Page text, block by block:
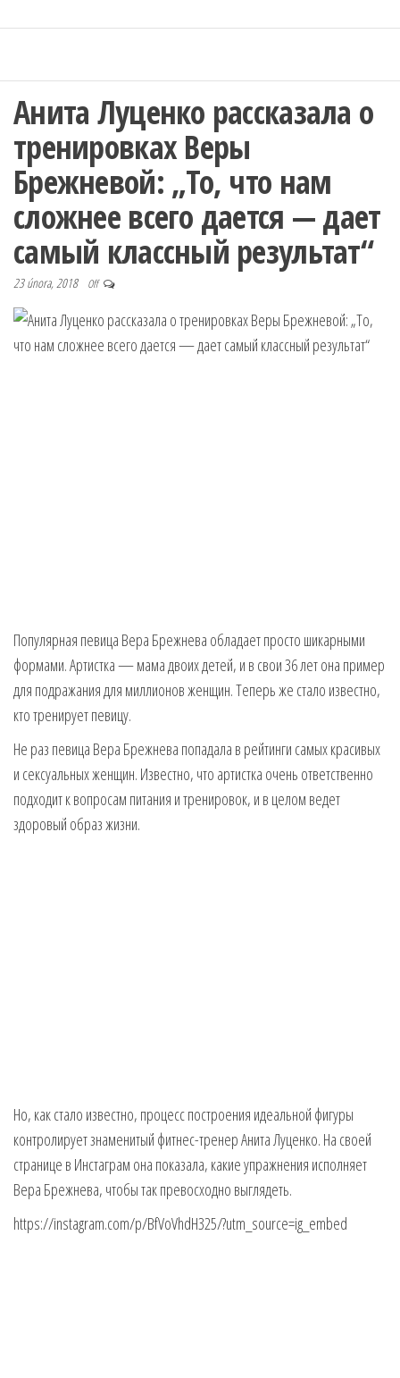
Анита Луценко рассказала о
тренировках Веры
Брежневой: „То, что нам
сложнее всего дается — дает
самый классный результат“
23 února, 2018 Off
Популярная певица Вера Брежнева обладает просто шикарными
формами. Артистка — мама двоих детей, и в свои 36 лет она пример
для подражания для миллионов женщин. Теперь же стало известно,
кто тренирует певицу.
Не раз певица Вера Брежнева попадала в рейтинги самых красивых
и сексуальных женщин. Известно, что артистка очень ответственно
подходит к вопросам питания и тренировок, и в целом ведет
здоровый образ жизни.
Но, как стало известно, процесс построения идеальной фигуры
контролирует знаменитый фитнес-тренер Анита Луценко. На своей
странице в Инстаграм она показала, какие упражнения исполняет
Вера Брежнева, чтобы так превосходно выглядеть.
https://instagram.com/p/BfVoVhdH325/?utm_source=ig_embed